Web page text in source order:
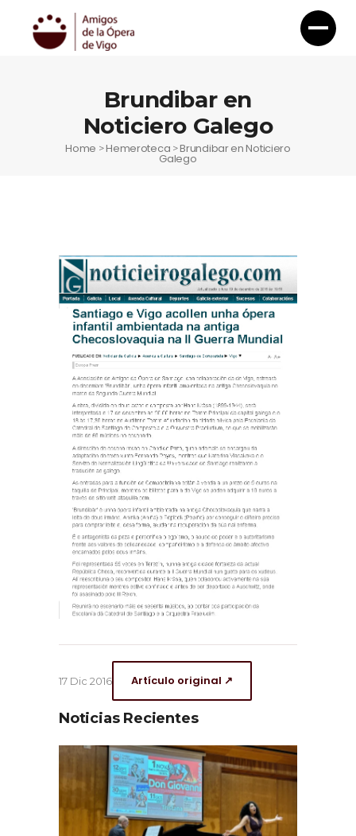
Brundibar en
Noticiero Galego
Home >Hemeroteca >Brundibar en Noticiero
Galego
17 Dic 2016 Artículo original ↗
Noticias Recientes